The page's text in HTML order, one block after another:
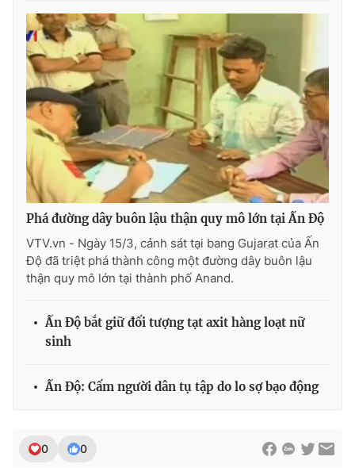
Video Shorts video
VTV Money VTV Thể thao
VTV Sức khoẻ Bất động sản
Thị trường 24h Tấm lòng Việt
VTV4 Vươn mình bằng AI
VTV9 VTV8
Liên hệ tòa soạn English
THỜI BÁO VTV
Phá đường dây buôn lậu thận quy mô lớn tại Ấn Độ
VTV.vn - Ngày 15/3, cảnh sát tại bang Gujarat của Ấn
Độ đã triệt phá thành công một đường dây buôn lậu
thận quy mô lớn tại thành phố Anand.
Ấn Độ bắt giữ đối tượng tạt axit hàng loạt nữ
sinh
Ấn Độ: Cấm người dân tụ tập do lo sợ bạo động
0 0